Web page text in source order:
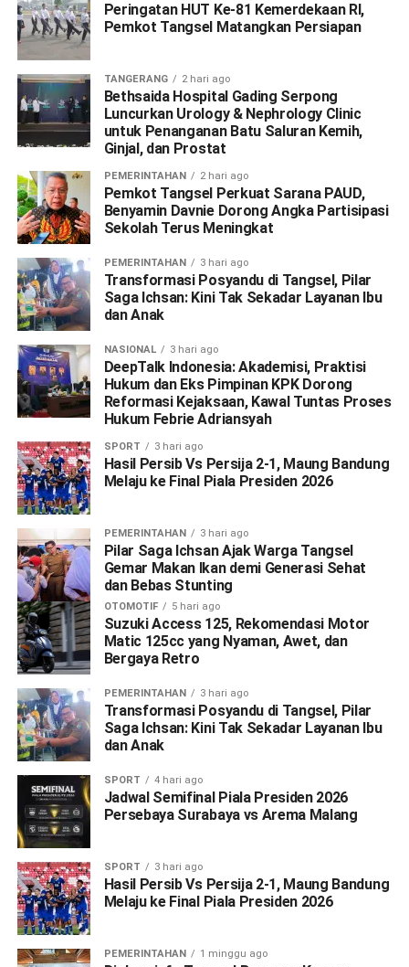
Peringatan HUT Ke-81 Kemerdekaan RI,
Pemkot Tangsel Matangkan Persiapan
TANGERANG 2 hari ago
Bethsaida Hospital Gading Serpong
Luncurkan Urology & Nephrology Clinic
untuk Penanganan Batu Saluran Kemih,
Ginjal, dan Prostat
PEMERINTAHAN 2 hari ago
Pemkot Tangsel Perkuat Sarana PAUD,
Benyamin Davnie Dorong Angka Partisipasi
Sekolah Terus Meningkat
PEMERINTAHAN 3 hari ago
Transformasi Posyandu di Tangsel, Pilar
Saga Ichsan: Kini Tak Sekadar Layanan Ibu
dan Anak
NASIONAL 3 hari ago
DeepTalk Indonesia: Akademisi, Praktisi
Hukum dan Eks Pimpinan KPK Dorong
Reformasi Kejaksaan, Kawal Tuntas Proses
Hukum Febrie Adriansyah
SPORT 3 hari ago
Hasil Persib Vs Persija 2-1, Maung Bandung
Melaju ke Final Piala Presiden 2026
PEMERINTAHAN 3 hari ago
Pilar Saga Ichsan Ajak Warga Tangsel
Gemar Makan Ikan demi Generasi Sehat
dan Bebas Stunting
OTOMOTIF 5 hari ago
Suzuki Access 125, Rekomendasi Motor
Matic 125cc yang Nyaman, Awet, dan
Bergaya Retro
PEMERINTAHAN 3 hari ago
Transformasi Posyandu di Tangsel, Pilar
Saga Ichsan: Kini Tak Sekadar Layanan Ibu
dan Anak
SPORT 4 hari ago
Jadwal Semifinal Piala Presiden 2026
Persebaya Surabaya vs Arema Malang
SPORT 3 hari ago
Hasil Persib Vs Persija 2-1, Maung Bandung
Melaju ke Final Piala Presiden 2026
PEMERINTAHAN 1 minggu ago